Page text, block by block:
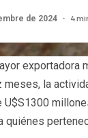
de 2024 4
exportadora
meses, la
quiénes